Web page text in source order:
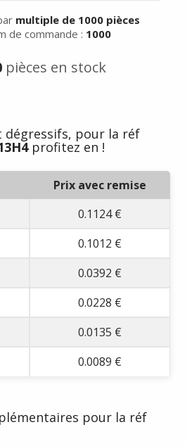
multiple de 1000 pièces
de commande : 1000
pièces en stock
dégressifs, pour la réf
profitez en !
Prix avec remise
0.1124 €
0.1012 €
0.0392 €
0.0228 €
0.0135 €
0.0089 €
pour la réf